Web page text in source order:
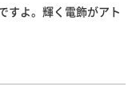
すよ。輝く電飾がアト